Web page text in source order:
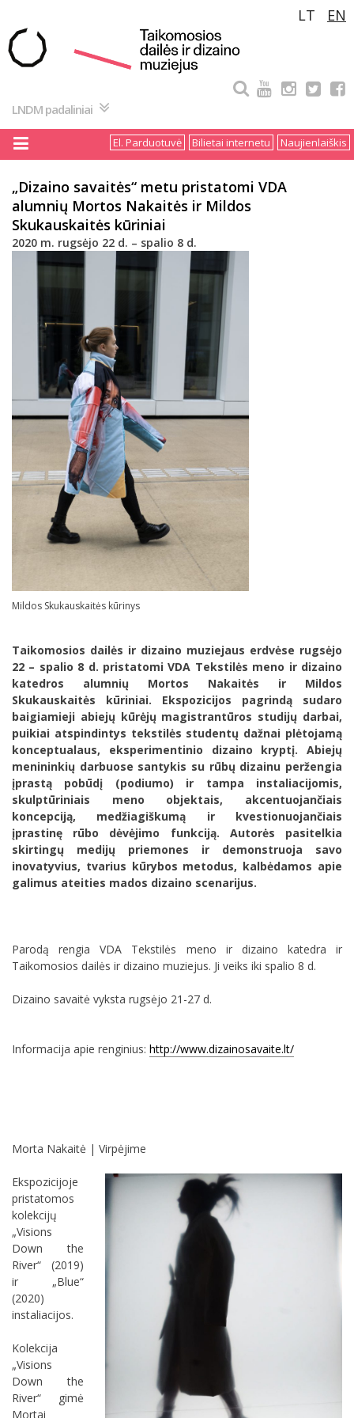
turinio
LT EN
LNDM padaliniai
Naujienlaiškis
Bilietai internetu
El. Parduotuvė
„Dizaino savaitės“ metu pristatomi VDA
alumnių Mortos Nakaitės ir Mildos
Skukauskaitės kūriniai
2020 m. rugsėjo 22 d. – spalio 8 d.
Mildos Skukauskaitės kūrinys
Taikomosios dailės ir dizaino muziejaus erdvėse rugsėjo
22 – spalio 8 d. pristatomi VDA Tekstilės meno ir dizaino
katedros alumnių Mortos Nakaitės ir Mildos
Skukauskaitės kūriniai. Ekspozicijos pagrindą sudaro
baigiamieji abiejų kūrėjų magistrantūros studijų darbai,
puikiai atspindintys tekstilės studentų dažnai plėtojamą
konceptualaus, eksperimentinio dizaino kryptį. Abiejų
menininkių darbuose santykis su rūbų dizainu peržengia
įprastą pobūdį (podiumo) ir tampa instaliacijomis,
skulptūriniais meno objektais, akcentuojančiais
koncepciją, medžiagiškumą ir kvestionuojančiais
įprastinę rūbo dėvėjimo funkciją. Autorės pasitelkia
skirtingų medijų priemones ir demonstruoja savo
inovatyvius, tvarius kūrybos metodus, kalbėdamos apie
galimus ateities mados dizaino scenarijus.
Parodą rengia VDA Tekstilės meno ir dizaino katedra ir
Taikomosios dailės ir dizaino muziejus. Ji veiks iki spalio 8 d.
Dizaino savaitė vyksta rugsėjo 21-27 d.
Informacija apie renginius: http://www.dizainosavaite.lt/
Morta Nakaitė | Virpėjime
Ekspozicijoje
pristatomos
kolekcijų
„Visions
Down the
River“ (2019)
ir „Blue“
(2020)
instaliacijos.
Kolekcija
„Visions
Down the
River“ gimė
Mortai